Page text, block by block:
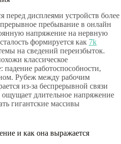
дисплеями устройств более
пребывание в онлайн
напряжение на нервную
формируется как 7k
на сведений переизбыток.
классическое
работоспособности,
Рубеж между рабочим
из-за беспрерывной связи
длительное напряжение
гигантские массивы
и как она выражается